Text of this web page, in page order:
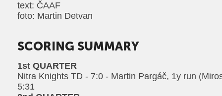
text: ČAAF
foto: Martin Detvan
SCORING SUMMARY
1st QUARTER
Nitra Knights TD - 7:0 - Martin Pargáč, 1y run
5:31